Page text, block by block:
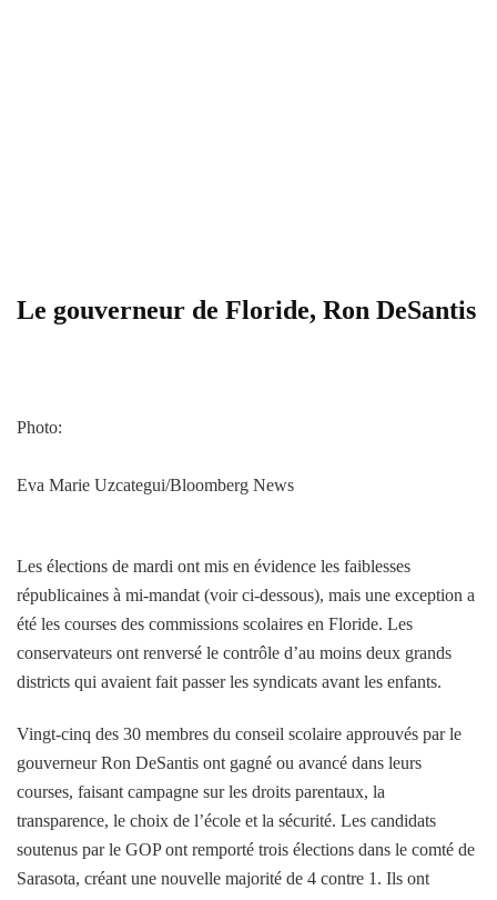
Le gouverneur de Floride, Ron DeSantis
Photo:
Eva Marie Uzcategui/Bloomberg News
Les élections de mardi ont mis en évidence les faiblesses
républicaines à mi-mandat (voir ci-dessous), mais une exception a
été les courses des commissions scolaires en Floride. Les
conservateurs ont renversé le contrôle d’au moins deux grands
districts qui avaient fait passer les syndicats avant les enfants.
Vingt-cinq des 30 membres du conseil scolaire approuvés par le
gouverneur Ron DeSantis ont gagné ou avancé dans leurs
courses, faisant campagne sur les droits parentaux, la
transparence, le choix de l’école et la sécurité. Les candidats
soutenus par le GOP ont remporté trois élections dans le comté de
Sarasota, créant une nouvelle majorité de 4 contre 1. Ils ont